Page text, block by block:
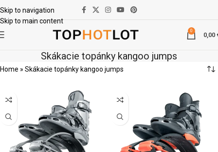
Skip to navigation
Skip to main content
0
0,00
Skákacie topánky kangoo jumps
Home » Skákacie topánky kangoo jumps